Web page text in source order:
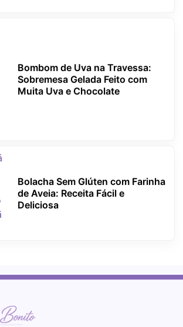
Bombom de Uva na Travessa:
Sobremesa Gelada Feito com
Muita Uva e Chocolate
Bolacha Sem Glúten com Farinha
de Aveia: Receita Fácil e
Deliciosa